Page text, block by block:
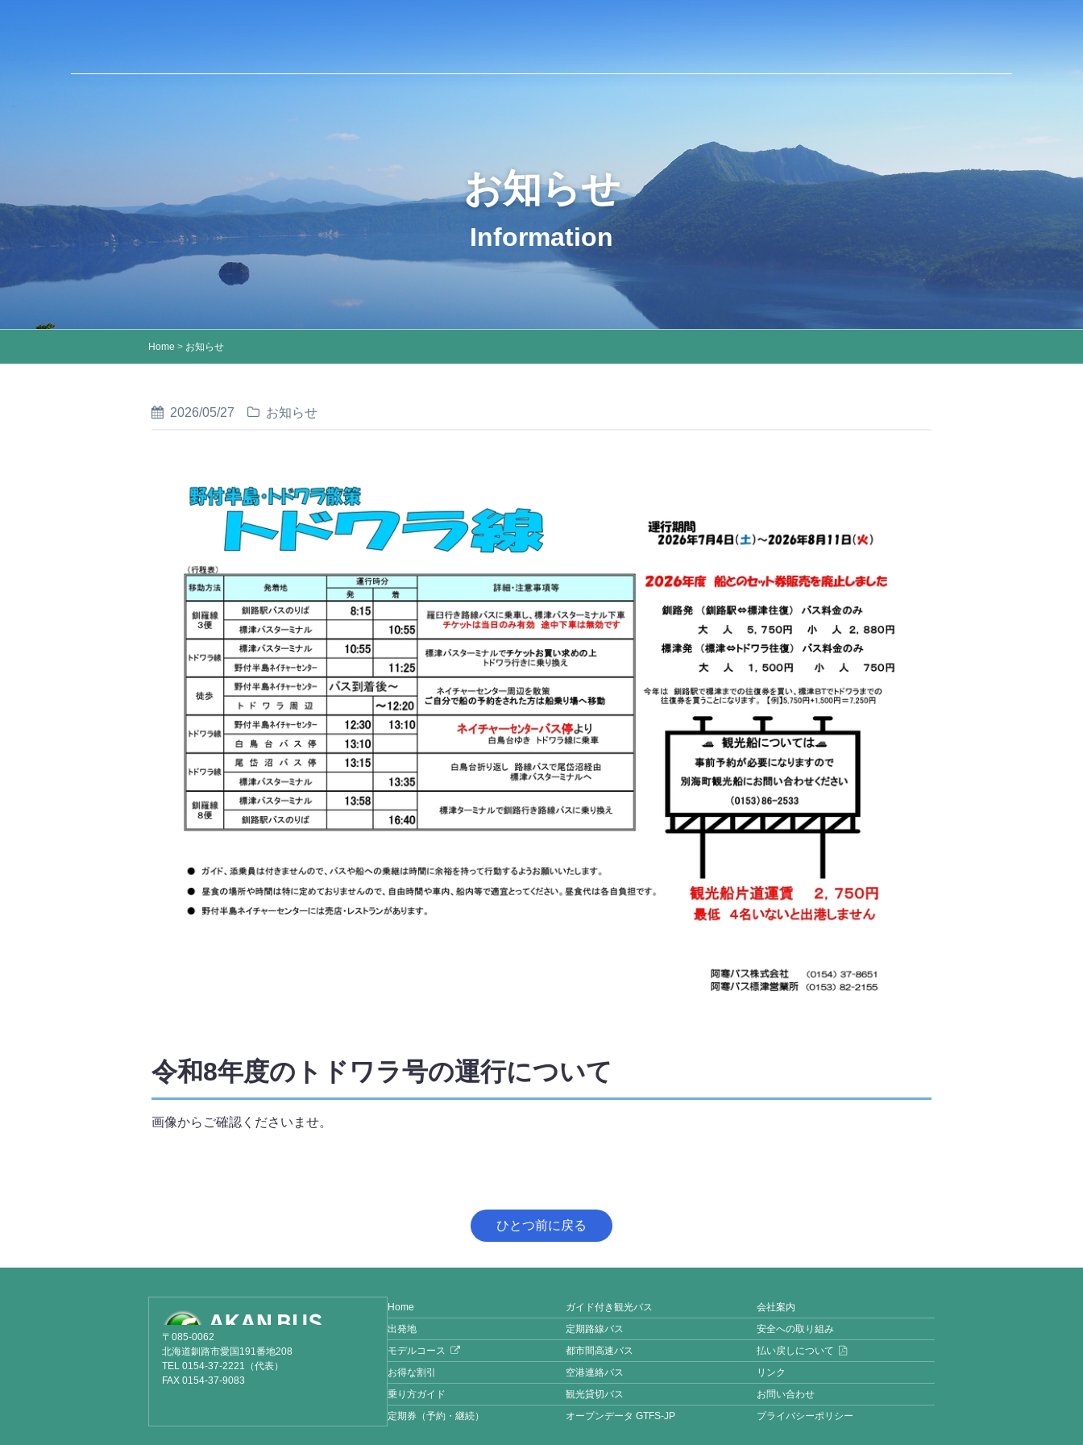
お知らせ
Information
Home > お知らせ
2026/05/27 お知らせ
令和8年度のトドワラ号の運行について
画像からご確認くださいませ。
ひとつ前に戻る
〒085-0062
北海道釧路市愛国191番地208
TEL 0154-37-2221（代表）
FAX 0154-37-9083
Home
出発地
モデルコース
お得な割引
乗り方ガイド
定期券（予約・継続）
ガイド付き観光バス
定期路線バス
都市間高速バス
空港連絡バス
観光貸切バス
オープンデータ GTFS-JP
会社案内
安全への取り組み
払い戻しについて
リンク
お問い合わせ
プライバシーポリシー